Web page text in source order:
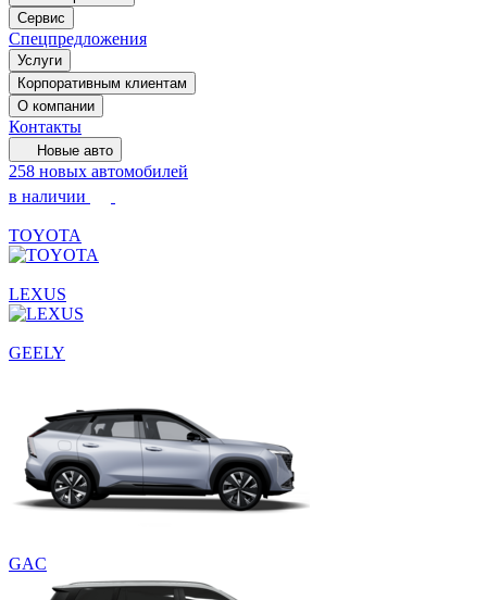
Сервис
Спецпредложения
Услуги
Корпоративным клиентам
О компании
Контакты
Новые авто
258 новых автомобилей
в наличии
TOYOTA
LEXUS
GEELY
GAC